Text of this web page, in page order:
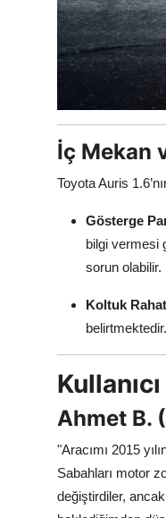
İç Mekan
Toyota Auris
Gösterge
bilgi vermesi
sorun olabilir.
Koltuk
Ahmet B.
"Aracımı 2015
Sabahları motor
değiştirdiler,